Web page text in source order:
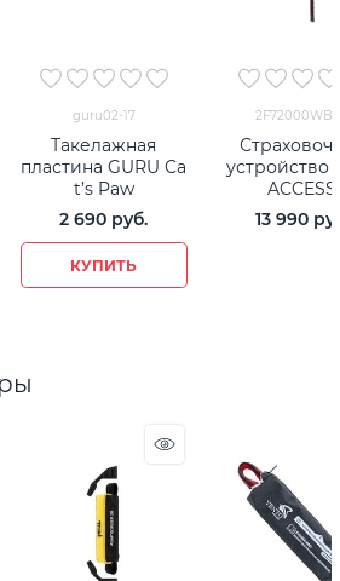
guru02-17
Такелажная
пластина GURU Ca
t’s Paw
2 690 руб.
КУПИТЬ
устройство
ACCESS
13 990